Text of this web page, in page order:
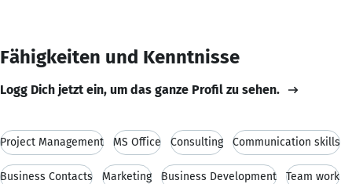
Fähigkeiten und Kenntnisse
Logg Dich jetzt ein, um das ganze Profil zu sehen.
Project Management MS Office Consulting Communication skills
Business Contacts Marketing Business Development Team work